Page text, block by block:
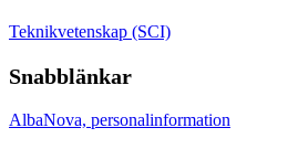
Teknikvetenskap (SCI)
Snabblänkar
AlbaNova, personalinformation